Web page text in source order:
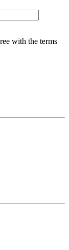
with the terms